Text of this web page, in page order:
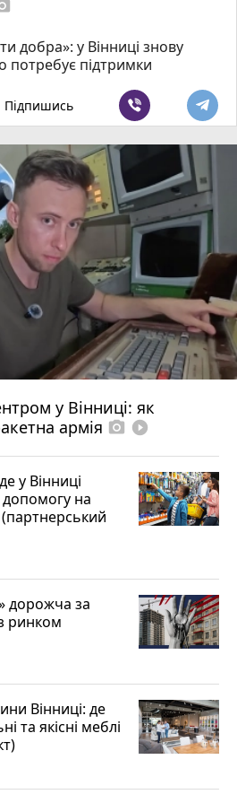
добра»: у Вінниці знову
потребує підтримки
Підпишись
у Вінниці: як
армія photo_camera play_circle_filled
у Вінниці
на
дорожча за
ринком
Вінниці: де
та якісні меблі